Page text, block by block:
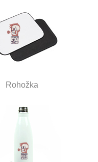
Rohožka